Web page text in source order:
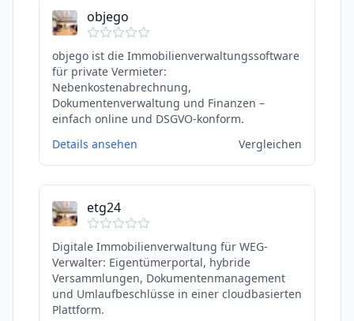
objego
objego ist die Immobilienverwaltungssoftware
für private Vermieter:
Nebenkostenabrechnung,
Dokumentenverwaltung und Finanzen –
einfach online und DSGVO-konform.
Details ansehen
Vergleichen
etg24
Digitale Immobilienverwaltung für WEG-
Verwalter: Eigentümerportal, hybride
Versammlungen, Dokumentenmanagement
und Umlaufbeschlüsse in einer cloudbasierten
Plattform.